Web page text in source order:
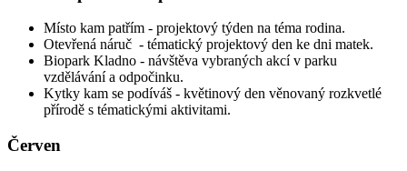
Místo kam patřím - projektový týden na téma rodina.
Otevřená náruč - tématický projektový den ke dni matek.
Biopark Kladno - návštěva vybraných akcí v parku
vzdělávání a odpočinku.
Kytky kam se podíváš - květinový den věnovaný rozkvetlé
přírodě s tématickými aktivitami.
Červen